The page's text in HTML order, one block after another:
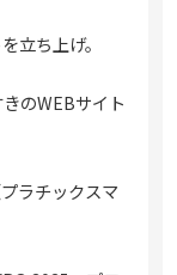
立ち上げ。
のWEBサイト
ラチックスマ